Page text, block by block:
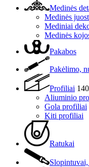
Medinės
Medinės
Mediniai
Medinės
Pakabos
Pakėlimo,
Profiliai
Aliuminio
Gola profiliai
Kiti profiliai
Ratukai
Slopintuvai,